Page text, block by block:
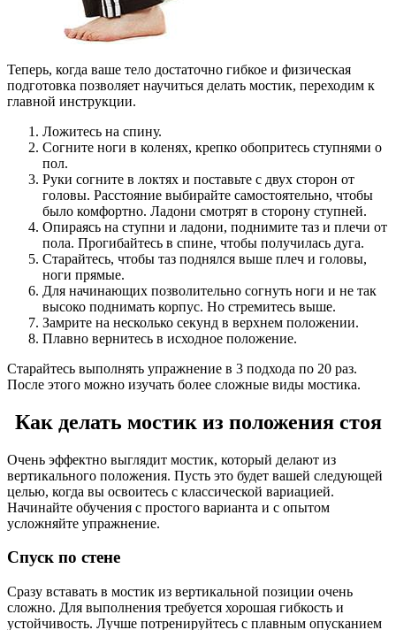
Теперь, когда ваше тело достаточно гибкое и физическая
подготовка позволяет научиться делать мостик, переходим к
главной инструкции.
Ложитесь на спину.
Согните ноги в коленях, крепко обопритесь ступнями о
пол.
Руки согните в локтях и поставьте с двух сторон от
головы. Расстояние выбирайте самостоятельно, чтобы
было комфортно. Ладони смотрят в сторону ступней.
Опираясь на ступни и ладони, поднимите таз и плечи от
пола. Прогибайтесь в спине, чтобы получилась дуга.
Старайтесь, чтобы таз поднялся выше плеч и головы,
ноги прямые.
Для начинающих позволительно согнуть ноги и не так
высоко поднимать корпус. Но стремитесь выше.
Замрите на несколько секунд в верхнем положении.
Плавно вернитесь в исходное положение.
Старайтесь выполнять упражнение в 3 подхода по 20 раз.
После этого можно изучать более сложные виды мостика.
Как делать мостик из положения стоя
Очень эффектно выглядит мостик, который делают из
вертикального положения. Пусть это будет вашей следующей
целью, когда вы освоитесь с классической вариацией.
Начинайте обучения с простого варианта и с опытом
усложняйте упражнение.
Спуск по стене
Сразу вставать в мостик из вертикальной позиции очень
сложно. Для выполнения требуется хорошая гибкость и
устойчивость. Лучше потренируйтесь с плавным опусканием